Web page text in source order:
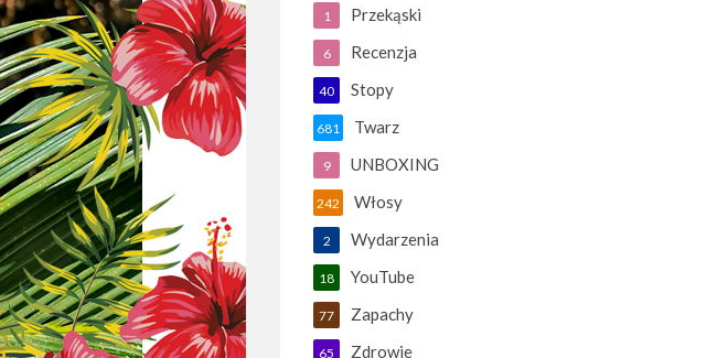
Przekąski
1
Recenzja
6
Stopy
40
Twarz
681
UNBOXING
9
Włosy
242
Wydarzenia
2
YouTube
18
Zapachy
77
Zdrowie
65